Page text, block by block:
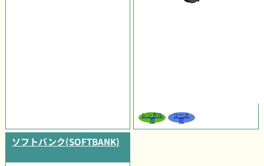
レンタル
可
リース
可
ソフトバンク(SOFTBANK)